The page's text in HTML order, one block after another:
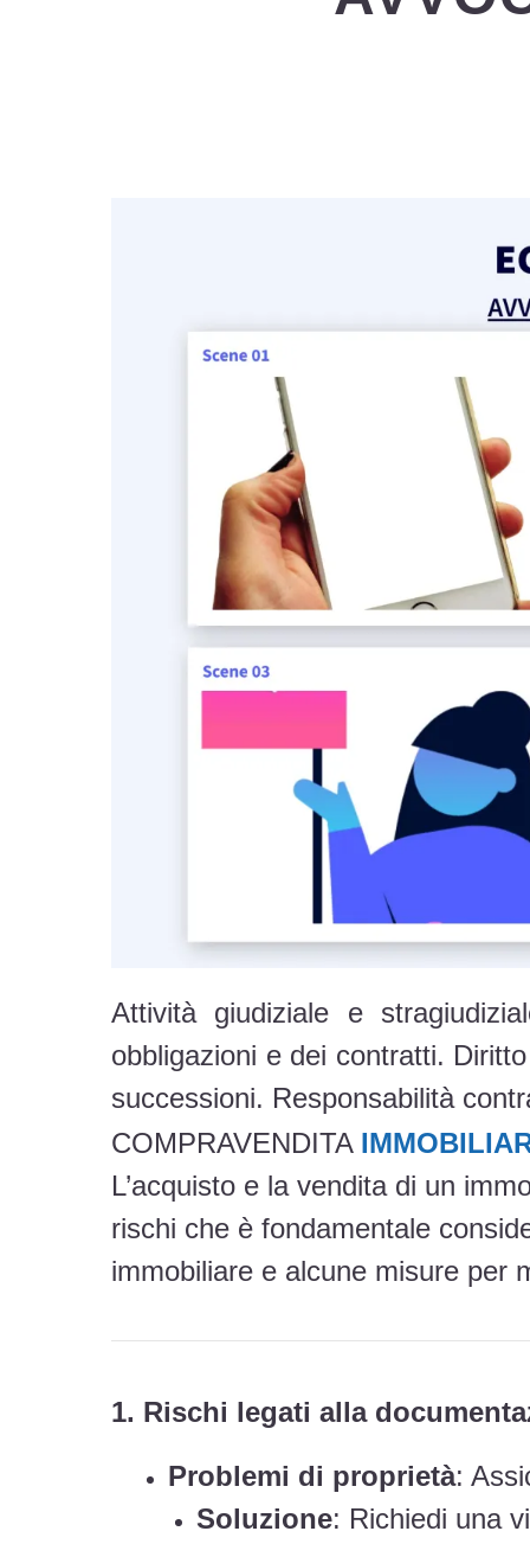
Attività giudiziale e
obbligazioni e dei contratti.
successioni. Responsabilità
COMPRAVENDITA
L’acquisto e la vendita di un
rischi che è fondamentale
immobiliare e alcune misure per
1. Rischi legati alla
Problemi di proprietà:
Soluzione: Richiedi una